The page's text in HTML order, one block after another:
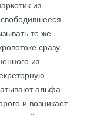
из
те же
сразу
из
альфа-
и возникает